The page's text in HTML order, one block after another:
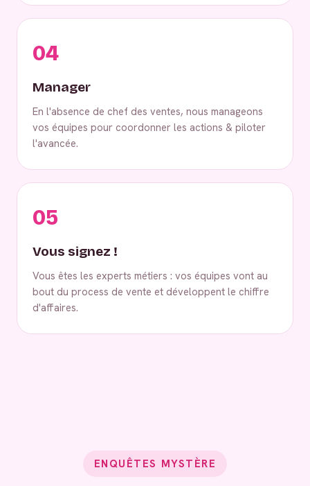
04
Manager
En l'absence de chef des ventes, nous manageons
vos équipes pour coordonner les actions & piloter
l'avancée.
05
Vous signez !
Vous êtes les experts métiers : vos équipes vont au
bout du process de vente et développent le chiffre
d'affaires.
ENQUÊTES MYSTÈRE